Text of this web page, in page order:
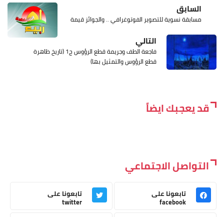
السابق
مسابقة نسوية للتصوير الفوتوغرافي .. والجوائز قيمة
التالي
فاجعة الطف وجريمة قطع الرؤوس ج1 (تاريخ ظاهرة
قطع الرؤوس والتمثيل بها)
قد يعجبك ايضاً
التواصل الاجتماعي
تابعونا على
facebook
تابعونا على
twitter